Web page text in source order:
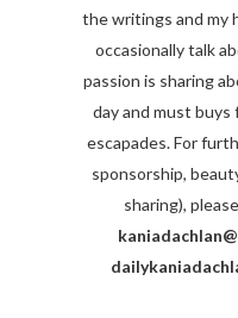
the writings and my
occasionally talk
passion is sharing
day and must buys
escapades. For
sponsorship,
sharing),